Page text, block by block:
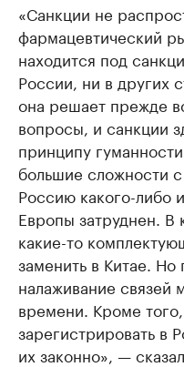
«Санкции не
фармацевтический
находится под
России, ни в других
она решает прежде
вопросы, и санкции
принципу
большие сложности
Россию какого-либо
Европы затруднен. В
какие-то
заменить в Китае.
налаживание связей
времени. Кроме
зарегистрировать в
их законно», —